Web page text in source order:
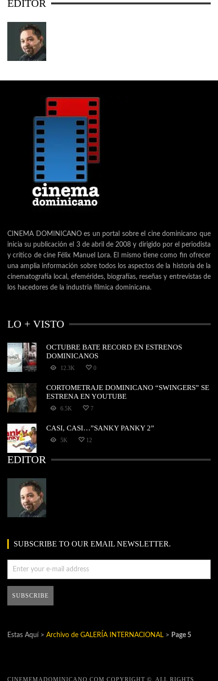
EDITOR
CINEMA DOMINICANO es un portal sobre el cine dominicano que
inicia su publicación el 3 de abril de 2008 y dirigido por el periodista
y crítico de cine Félix Manuel Lora. El mismo tiene como fin ofrecer
una amplia información sobre todos los aspectos de la historia de la
cinematografía local, efemérides, biografías, reseñas y entrevistas de
los hacedores de la industria fílmica dominicana.
LO + VISTO
OCTUBRE BATE RECORD EN ESTRENOS
DOMINICANOS
12.3K 0
CORTOMETRAJE DOMINICANO “SWINGERS” SE
ESTRENA EN YOUTUBE
6.5K 7
CASI, CASI…”SANKY PANKY 2”
5K 12
EDITOR
SUBSCRIBE TO OUR EMAIL NEWSLETTER.
Estas Aquí > Archivo de GALERÍA INTERNACIONAL > Page 5
CINEMEMADOMINICANO.COM COPYRIGHT ©, ALL RIGHTS